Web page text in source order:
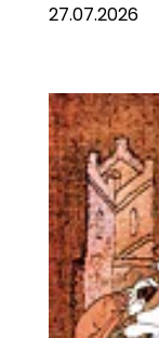
27.07.2026